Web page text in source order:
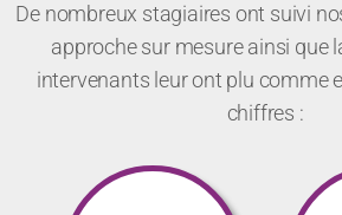
De nombreux stagiaires ont suivi
approche sur mesure ainsi que
intervenants leur ont plu comme
chiffres :